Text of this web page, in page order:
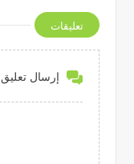
تعليقات
إرسال تعليق